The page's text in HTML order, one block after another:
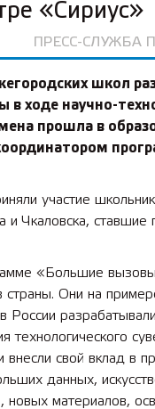
«Сириус»
ПРЕСС-СЛУЖБА
школ
ходе научно-
прошла в
участие
Чкаловска, ставшие
«Большие
Они на
России
внесли свой вклад в
данных,
материалов,